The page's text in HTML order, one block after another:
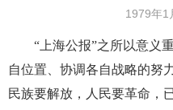
1979年1
“上海公报”之所以意义
自位置、协调各自战略的努
民族要解放，人民要革命，